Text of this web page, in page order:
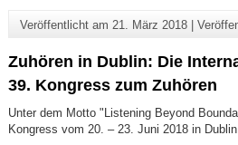
Veröffentlicht am 21. März 2018 |
Zuhören in Dublin: Die
39. Kongress zum Zuhören
Unter dem Motto "Listening Beyond
Kongress vom 20. – 23. Juni 2018 in Dublin